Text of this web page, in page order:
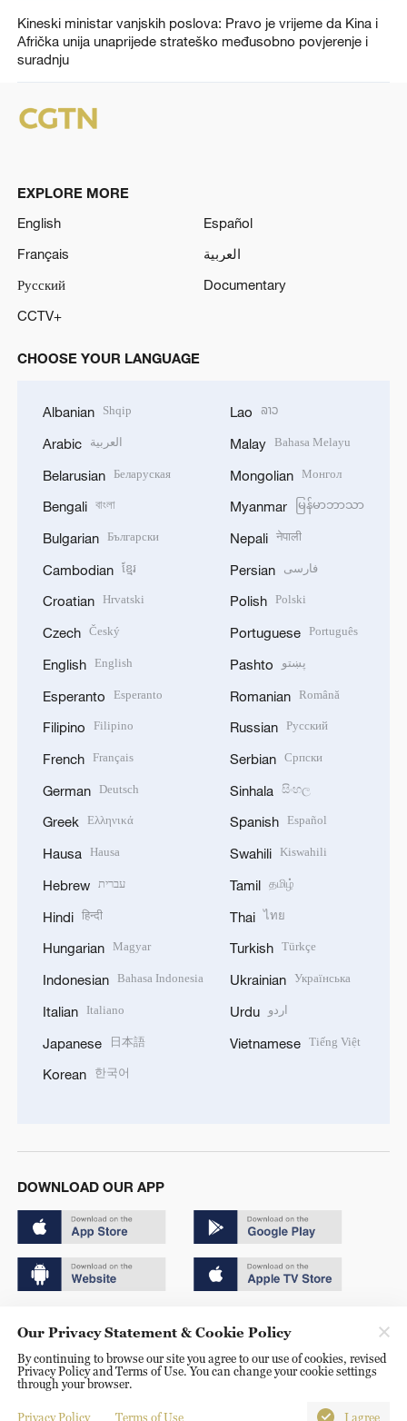
Kineski ministar vanjskih poslova: Pravo je vrijeme da Kina i
Afrička unija unaprijede strateško međusobno povjerenje i
suradnju
EXPLORE MORE
English
Español
Français
العربية
Русский
Documentary
CCTV+
CHOOSE YOUR LANGUAGE
Albanian Shqip
Arabic العربية
Belarusian Беларуская
Bengali বাংলা
Bulgarian Български
Cambodian ខ្មែរ
Croatian Hrvatski
Czech Český
English English
Esperanto Esperanto
Filipino Filipino
French Français
German Deutsch
Greek Ελληνικά
Hausa Hausa
Hebrew עברית
Hindi हिन्दी
Hungarian Magyar
Indonesian Bahasa Indonesia
Italian Italiano
Japanese 日本語
Korean 한국어
Lao ລາວ
Malay Bahasa Melayu
Mongolian Монгол
Myanmar မြန်မာဘာသာ
Nepali नेपाली
Persian فارسی
Polish Polski
Portuguese Português
Pashto پښتو
Romanian Română
Russian Русский
Serbian Српски
Sinhala සිංහල
Spanish Español
Swahili Kiswahili
Tamil தமிழ்
Thai ไทย
Turkish Türkçe
Ukrainian Українська
Urdu اردو
Vietnamese Tiếng Việt
DOWNLOAD OUR APP
京ICP备20000184号
京公网安备 11010502050052号
Disinformation report hotline: 010-85061466
Our Privacy Statement & Cookie Policy
By continuing to browse our site you agree to our use of cookies, revised
Privacy Policy and Terms of Use. You can change your cookie settings
through your browser.
Privacy Policy Terms of Use I agree